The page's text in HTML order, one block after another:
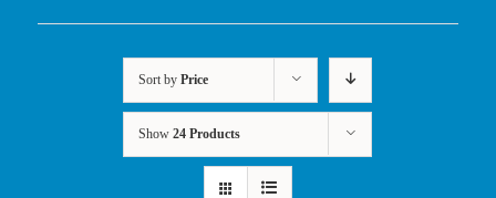
Sort byPrice
Show24 Products